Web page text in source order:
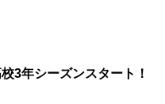
3年シーズンスタート！